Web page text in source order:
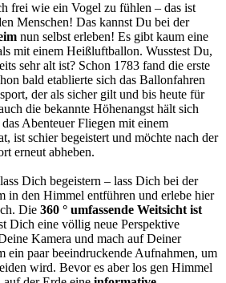
frei wie ein Vogel zu fühlen – das ist
Menschen! Das kannst Du bei der
nun selbst erleben! Es gibt kaum eine
mit einem Heißluftballon. Wusstest Du,
sehr alt ist? Schon 1783 fand die erste
bald etablierte sich das Ballonfahren
der als sicher gilt und bis heute für
die bekannte Höhenangst hält sich
Abenteuer Fliegen mit einem
ist schier begeistert und möchte nach der
erneut abheben.
Dich begeistern – lass Dich bei der
in den Himmel entführen und erlebe hier
Die 360 ° umfassende Weitsicht ist
Dich eine völlig neue Perspektive
Kamera und mach auf Deiner
ein paar beeindruckende Aufnahmen, um
wird. Bevor es aber los gen Himmel